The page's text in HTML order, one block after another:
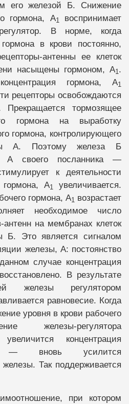
его железой Б. Снижение
гормона, А1
воспринимает
В норме, когда
в крови постоянно,
антенны ее клеток
насыщены гормоном, А1.
гормона, А1
рецепторы освобождаются
Прекращается тормозящее
гормона на выработку
гормона, контролирующего
А. Поэтому железа Б
А своего посланника —
к деятельности
А1
увеличивается.
гормона, А1 возрастает
необходимое число
на мембранах клеток
Б. Это является сигналом
железы, А: постоянство
случае концентрация
В результате
железы регулятором
равновесие. Когда
уровня в крови рабочего
железы-регулятора
концентрация
— вновь усилится
Так поддерживается
при котором